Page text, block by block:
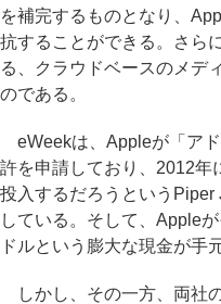
を補完するものとなり、
抗することができる。さら
る、クラウドベースのメデ
のである。
eWeekは、Appleが「ア
許を申請しており、2012年
投入するだろうというPiper
している。そして、Apple
ドルという膨大な現金が手
しかし、その一方、両社